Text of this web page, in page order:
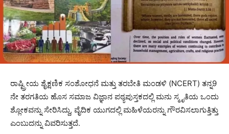
ರಾಷ್ಟ್ರೀಯ ಶೈಕ್ಷಣಿಕ ಸಂಶೋಧನೆ ಮತ್ತು ತರಬೇತಿ ಮಂಡಳಿ (NCERT) ತನ್ನ9
ನೇ ತರಗತಿಯ ಹೊಸ ಸಮಾಜ ವಿಜ್ಞಾನ ಪಠ್ಯಪುಸ್ತಕದಲ್ಲಿ ಮನು ಸ್ಮೃತಿಯ ಒಂದು
ಶ್ಲೋಕವನ್ನು ಸೇರಿಸಿದ್ದು, ವೈದಿಕ ಯುಗದಲ್ಲಿ ಮಹಿಳೆಯರನ್ನು ಗೌರವಿಸಲಾಗುತ್ತಿತ್ತು
ಎಂಬುದನ್ನು ವಿವರಿಸುತ್ತದೆ.